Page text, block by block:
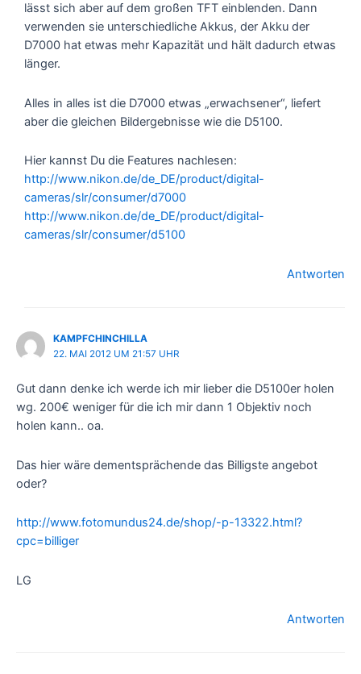
lässt sich aber auf dem großen TFT einblenden. Dann
verwenden sie unterschiedliche Akkus, der Akku der
D7000 hat etwas mehr Kapazität und hält dadurch etwas
länger.
Alles in alles ist die D7000 etwas „erwachsener“, liefert
aber die gleichen Bildergebnisse wie die D5100.
Hier kannst Du die Features nachlesen:
http://www.nikon.de/de_DE/product/digital-
cameras/slr/consumer/d7000
http://www.nikon.de/de_DE/product/digital-
cameras/slr/consumer/d5100
Antworten
KAMPFCHINCHILLA
22. MAI 2012 UM 21:57 UHR
Gut dann denke ich werde ich mir lieber die D5100er holen
wg. 200€ weniger für die ich mir dann 1 Objektiv noch
holen kann.. oa.
Das hier wäre dementsprächende das Billigste angebot
oder?
http://www.fotomundus24.de/shop/-p-13322.html?
cpc=billiger
LG
Antworten